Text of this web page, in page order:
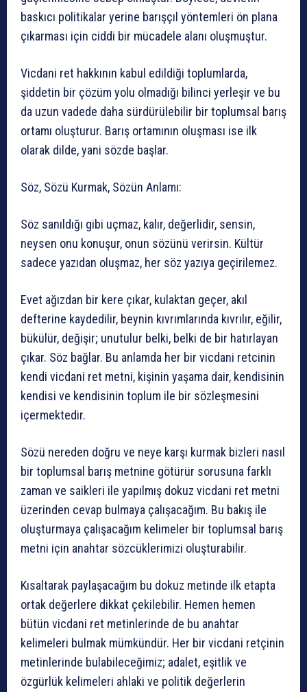
baskıcı politikalar yerine barışçıl yöntemleri ön plana
çıkarması için ciddi bir mücadele alanı oluşmuştur.
Vicdani ret hakkının kabul edildiği toplumlarda,
şiddetin bir çözüm yolu olmadığı bilinci yerleşir ve bu
da uzun vadede daha sürdürülebilir bir toplumsal barış
ortamı oluşturur. Barış ortamının oluşması ise ilk
olarak dilde, yani sözde başlar.
Söz, Sözü Kurmak, Sözün Anlamı:
Söz sanıldığı gibi uçmaz, kalır, değerlidir, sensin,
neysen onu konuşur, onun sözünü verirsin. Kültür
sadece yazıdan oluşmaz, her söz yazıya geçirilemez.
Evet ağızdan bir kere çıkar, kulaktan geçer, akıl
defterine kaydedilir, beynin kıvrımlarında kıvrılır, eğilir,
bükülür, değişir; unutulur belki, belki de bir hatırlayan
çıkar. Söz bağlar. Bu anlamda her bir vicdani retcinin
kendi vicdani ret metni, kişinin yaşama dair, kendisinin
kendisi ve kendisinin toplum ile bir sözleşmesini
içermektedir.
Sözü nereden doğru ve neye karşı kurmak bizleri nasıl
bir toplumsal barış metnine götürür sorusuna farklı
zaman ve saikleri ile yapılmış dokuz vicdani ret metni
üzerinden cevap bulmaya çalışacağım. Bu bakış ile
oluşturmaya çalışacağım kelimeler bir toplumsal barış
metni için anahtar sözcüklerimizi oluşturabilir.
Kısaltarak paylaşacağım bu dokuz metinde ilk etapta
ortak değerlere dikkat çekilebilir. Hemen hemen
bütün vicdani ret metinlerinde de bu anahtar
kelimeleri bulmak mümkündür. Her bir vicdani retçinin
metinlerinde bulabileceğimiz; adalet, eşitlik ve
özgürlük kelimeleri ahlaki ve politik değerlerin